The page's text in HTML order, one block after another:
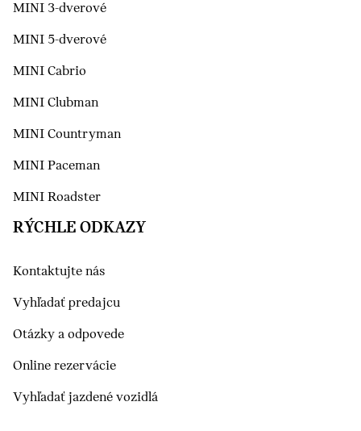
MINI 3-dverové
MINI 5-dverové
MINI Cabrio
MINI Clubman
MINI Countryman
MINI Paceman
MINI Roadster
RÝCHLE ODKAZY
Kontaktujte nás
Vyhľadať predajcu
Otázky a odpovede
Online rezervácie
Vyhľadať jazdené vozidlá